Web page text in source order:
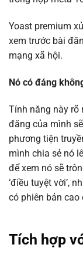
Yoast premium
xem trước bài
mạng xã hội.
Nó có đáng
Tính năng này rõ
đăng của mình
phương tiện
mình chia sẻ nó
để xem nó sẽ
‘điều tuyệt vời’,
có phiên bản cao
Tích hợp